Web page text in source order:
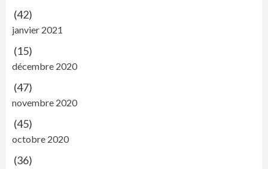
(42)
janvier 2021
(15)
décembre 2020
(47)
novembre 2020
(45)
octobre 2020
(36)